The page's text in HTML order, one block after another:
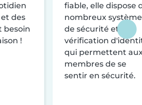
des
besoin
!
fiable, elle dispose
nombreux
de sécurité et de
vérification
qui permettent
membres de se
sentir en sécurité.